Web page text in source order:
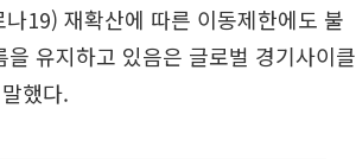
19) 재확산에 따른 이동제한에도 불
유지하고 있음은 글로벌 경기사이클
했다.